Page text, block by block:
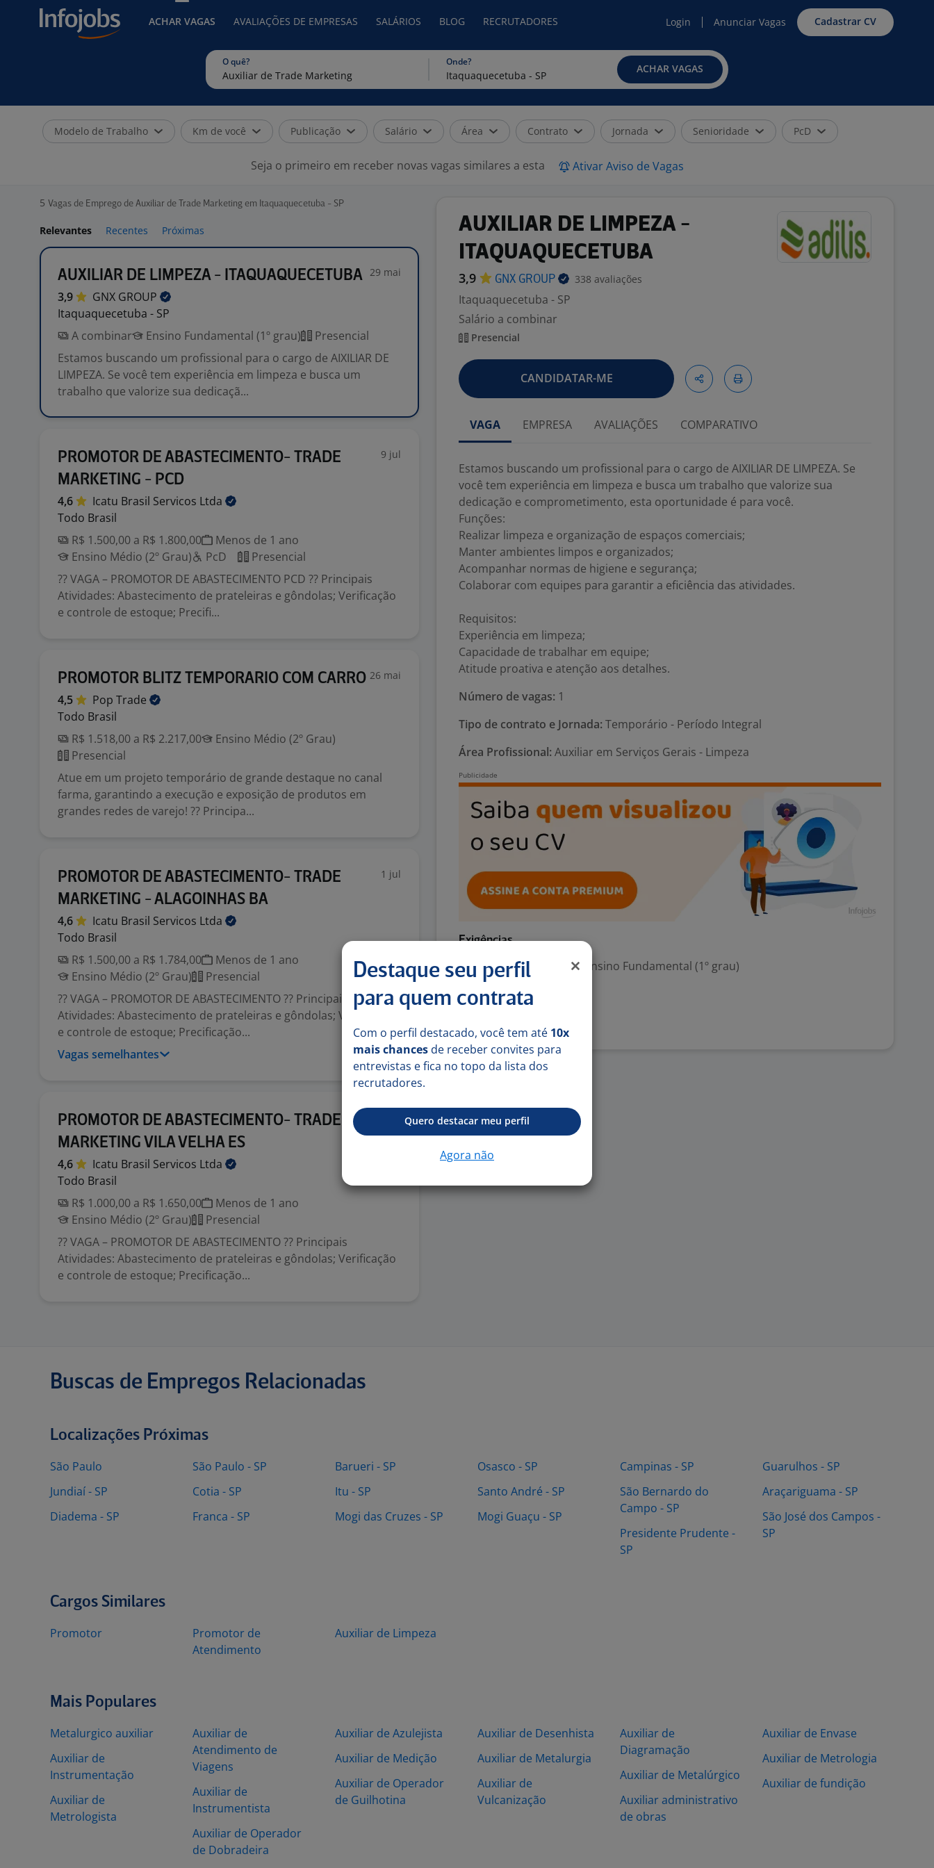
ACHAR VAGAS AVALIAÇÕES DE EMPRESAS SALÁRIOS BLOG RECRUTADORES Login Anunciar Vagas Cadastrar CV
O quê? Onde?
ACHAR VAGAS
Modelo de Trabalho Km de você Publicação Salário Área Contrato Jornada Senioridade PcD
Seja o primeiro em receber novas vagas similares a esta Ativar Aviso de Vagas
5 Vagas de Emprego de Auxiliar de Trade Marketing em Itaquaquecetuba - SP
Relevantes Recentes Próximas
AUXILIAR DE LIMPEZA - ITAQUAQUECETUBA 29 mai
3,9 GNX GROUP
Itaquaquecetuba - SP
A combinar
Ensino Fundamental (1º grau)
Presencial
Estamos buscando um profissional para o cargo de AIXILIAR DE
LIMPEZA. Se você tem experiência em limpeza e busca um
trabalho que valorize sua dedicaçã...
PROMOTOR DE ABASTECIMENTO- TRADE
MARKETING - PCD
9 jul
4,6 Icatu Brasil Servicos Ltda
Todo Brasil
R$ 1.500,00 a R$ 1.800,00
Menos de 1 ano
Ensino Médio (2º Grau)
PcD
Presencial
?? VAGA – PROMOTOR DE ABASTECIMENTO PCD ?? Principais
Atividades: Abastecimento de prateleiras e gôndolas; Verificação
e controle de estoque; Precifi...
PROMOTOR BLITZ TEMPORARIO COM CARRO 26 mai
4,5 Pop Trade
Todo Brasil
R$ 1.518,00 a R$ 2.217,00
Ensino Médio (2º Grau)
Presencial
Atue em um projeto temporário de grande destaque no canal
farma, garantindo a execução e exposição de produtos em
grandes redes de varejo! ?? Principa...
PROMOTOR DE ABASTECIMENTO- TRADE
MARKETING - ALAGOINHAS BA
1 jul
4,6 Icatu Brasil Servicos Ltda
Todo Brasil
R$ 1.500,00 a R$ 1.784,00
Menos de 1 ano
Ensino Médio (2º Grau)
Presencial
?? VAGA – PROMOTOR DE ABASTECIMENTO ?? Principais
Atividades: Abastecimento de prateleiras e gôndolas; Verificação
e controle de estoque; Precificação...
Vagas semelhantes
PROMOTOR DE ABASTECIMENTO- TRADE
MARKETING VILA VELHA ES
4,6 Icatu Brasil Servicos Ltda
Todo Brasil
R$ 1.000,00 a R$ 1.650,00
Menos de 1 ano
Ensino Médio (2º Grau)
Presencial
?? VAGA – PROMOTOR DE ABASTECIMENTO ?? Principais
Atividades: Abastecimento de prateleiras e gôndolas; Verificação
e controle de estoque; Precificação...
AUXILIAR DE LIMPEZA -
ITAQUAQUECETUBA
3,9 GNX GROUP 338 avaliações
Itaquaquecetuba - SP
Salário a combinar
Presencial
CANDIDATAR-ME
VAGA EMPRESA AVALIAÇÕES COMPARATIVO
Estamos buscando um profissional para o cargo de AIXILIAR DE LIMPEZA. Se
você tem experiência em limpeza e busca um trabalho que valorize sua
dedicação e comprometimento, esta oportunidade é para você.
Funções:
Realizar limpeza e organização de espaços comerciais;
Manter ambientes limpos e organizados;
Acompanhar normas de higiene e segurança;
Colaborar com equipes para garantir a eficiência das atividades.
Requisitos:
Experiência em limpeza;
Capacidade de trabalhar em equipe;
Atitude proativa e atenção aos detalhes.
Número de vagas: 1
Tipo de contrato e Jornada: Temporário - Período Integral
Área Profissional: Auxiliar em Serviços Gerais - Limpeza
Exigências
Escolaridade Mínima: Ensino Fundamental (1º grau)
Denunciar vaga
Buscas de Empregos Relacionadas
Localizações Próximas
São Paulo
Jundiaí - SP
Diadema - SP
São Paulo - SP
Cotia - SP
Franca - SP
Barueri - SP
Itu - SP
Mogi das Cruzes - SP
Osasco - SP
Santo André - SP
Mogi Guaçu - SP
Campinas - SP
São Bernardo do
Campo - SP
Presidente Prudente -
SP
Guarulhos - SP
Araçariguama - SP
São José dos Campos -
SP
Cargos Similares
Promotor
Promotor de
Atendimento
Auxiliar de Limpeza
Mais Populares
Metalurgico auxiliar
Auxiliar de
Instrumentação
Auxiliar de
Metrologista
Auxiliar de
Atendimento de
Viagens
Auxiliar de
Instrumentista
Auxiliar de Operador
de Dobradeira
Auxiliar de Azulejista
Auxiliar de Medição
Auxiliar de Operador
de Guilhotina
Auxiliar de Desenhista
Auxiliar de Metalurgia
Auxiliar de
Vulcanização
Auxiliar de
Diagramação
Auxiliar de Metalúrgico
Auxiliar administrativo
de obras
Auxiliar de Envase
Auxiliar de Metrologia
Auxiliar de fundição
Destaque seu perfil
para quem contrata
Com o perfil destacado, você tem até 10x
mais chances de receber convites para
entrevistas e fica no topo da lista dos
recrutadores.
Quero destacar meu perfil
Agora não